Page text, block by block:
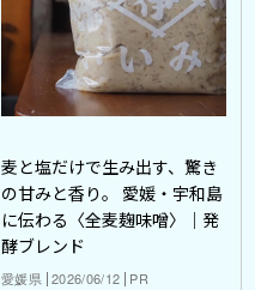
麦と塩だけで生み出す、驚き
の甘みと香り。 愛媛・宇和島
に伝わる〈全麦麹味噌〉｜発
酵ブレンド
愛媛県 2026/06/12 PR